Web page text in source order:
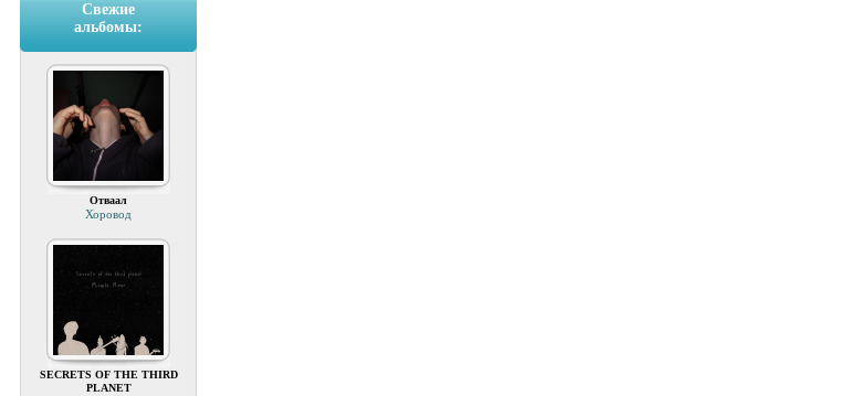
Свежие
альбомы:
Отваал
Хоровод
SECRETS OF THE THIRD
PLANET